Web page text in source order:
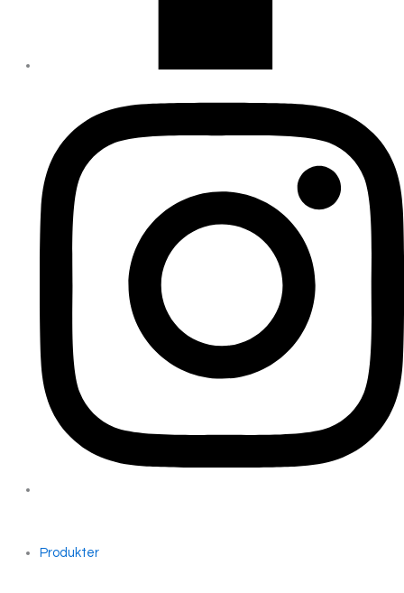
Produkter